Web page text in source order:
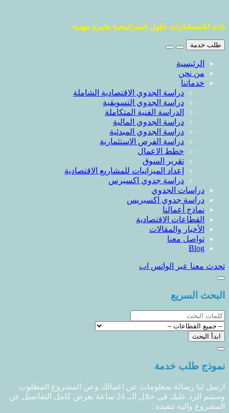
ذات للاستشارات حلول استراتيجية بخبرة مهنية
طلب خدمة
الرئيسية
من نحن
خدماتنا
دراسة الجدوي الاقتصادية الشاملة
دراسة الجدوي التسويقية
الدراسة الفنية المتكاملة
دراسة الجدوي المالية
دراسة الجدوي المبدئية
دراسة الفرص الاستثمارية
خطط الاعمال
تقرير السوق
إعداد الميزانيات للمشاريع الاقتصادية
دراسة جدوي اكسبرس
دراسات الجدوي
دراسة جدوي اكسبريس
نماذج أعمالنا
القطاعات الاقتصادية
الأخبار والمقالات
تواصل معنا
Blog
تحدث معنا عبر الواتس اب
البحث السريع
نموذج طلب خدمة
ارسل لنا رسالة بمعلومات عن اعمالك وعن المشروع المطلوب
وسيتم الرد عليك فى خلال الــ 24 ساعة بعرض كامل التفاصيل عن
المشروع واليه تنفيذه :